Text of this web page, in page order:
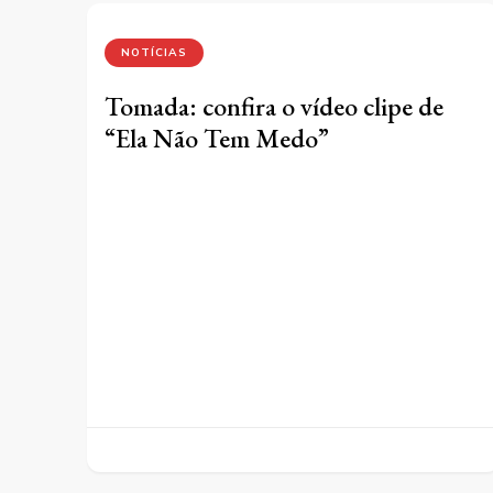
NOTÍCIAS
Tomada: confira o vídeo clipe de
“Ela Não Tem Medo”